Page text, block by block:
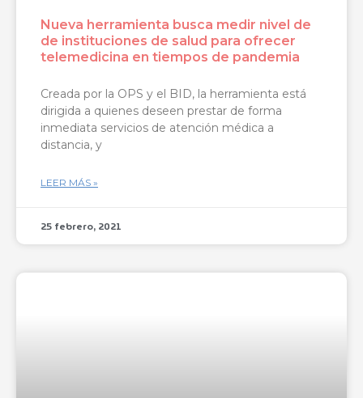
Nueva herramienta busca medir nivel de
de instituciones de salud para ofrecer
telemedicina en tiempos de pandemia
Creada por la OPS y el BID, la herramienta está
dirigida a quienes deseen prestar de forma
inmediata servicios de atención médica a
distancia, y
LEER MÁS »
25 febrero, 2021